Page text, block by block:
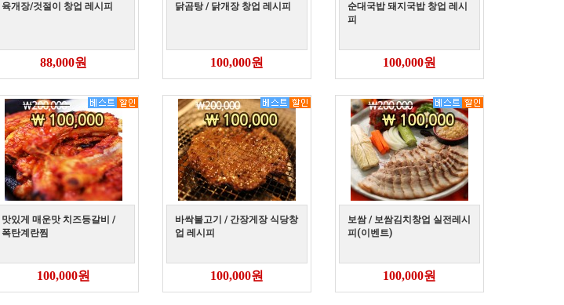
육개장/것절이 창업 레시피
88,000원
닭곰탕 / 닭개장 창업 레시피
100,000원
순대국밥 돼지국밥 창업 레시
피
100,000원
맛있게 매운맛 치즈등갈비 /
폭탄계란찜
100,000원
바싹불고기 / 간장게장 식당창
업 레시피
100,000원
보쌈 / 보쌈김치창업 실전레시
피(이벤트)
100,000원